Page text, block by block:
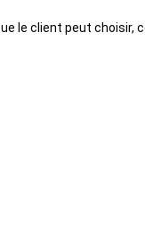
le client peut choisir,